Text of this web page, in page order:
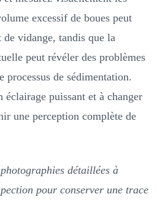
excessif de boues peut
vidange, tandis que la
peut révéler des problèmes
processus de sédimentation.
éclairage puissant et à changer
une perception complète de
détaillées à
pour conserver une trace